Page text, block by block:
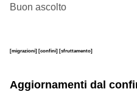
Buon ascolto
[migrazioni] [confini] [sfruttamento]
Aggiornamenti dal